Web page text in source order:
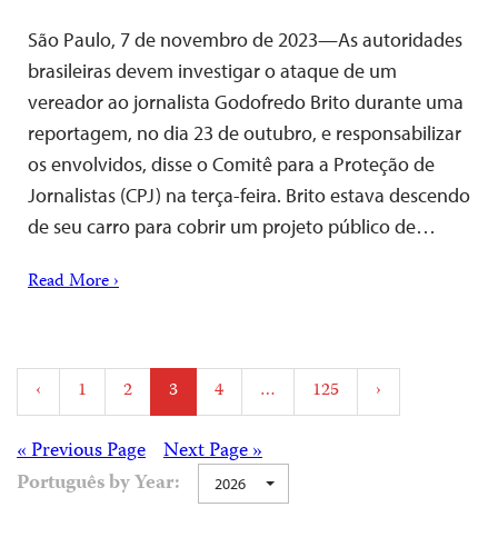
São Paulo, 7 de novembro de 2023—As autoridades
brasileiras devem investigar o ataque de um
vereador ao jornalista Godofredo Brito durante uma
reportagem, no dia 23 de outubro, e responsabilizar
os envolvidos, disse o Comitê para a Proteção de
Jornalistas (CPJ) na terça-feira. Brito estava descendo
de seu carro para cobrir um projeto público de…
Read More ›
Posts
pagination
‹ 1 2 3 4 … 125 ›
Posts
navigation
Next Page »
« Previous Page
Português by Year:
2026